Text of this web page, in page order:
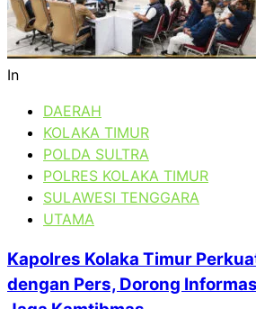
In
DAERAH
KOLAKA TIMUR
POLDA SULTRA
POLRES KOLAKA TIMUR
SULAWESI TENGGARA
UTAMA
Kapolres Kolaka Timur
dengan Pers, Dorong